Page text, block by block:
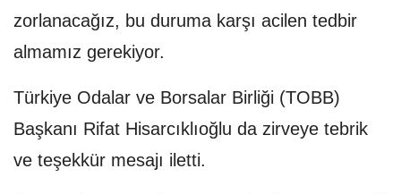
zorlanacağız, bu duruma karşı acilen tedbir
almamız gerekiyor.
Türkiye Odalar ve Borsalar Birliği (TOBB)
Başkanı Rifat Hisarcıklıoğlu da zirveye tebrik
ve teşekkür mesajı iletti.